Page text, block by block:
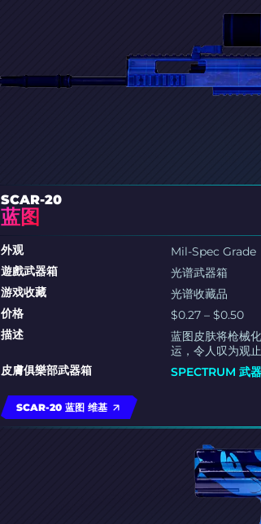
SCAR-20
蓝图
外观
Mil-Spec Grade
遊戲武器箱
光谱武器箱
游戏收藏
光谱收藏品
价格
$0.27 – $0.50
描述
蓝图皮肤将枪械
运，令人叹为观
皮膚俱樂部武器箱
SPECTRUM 武
SCAR-20 蓝图 维基